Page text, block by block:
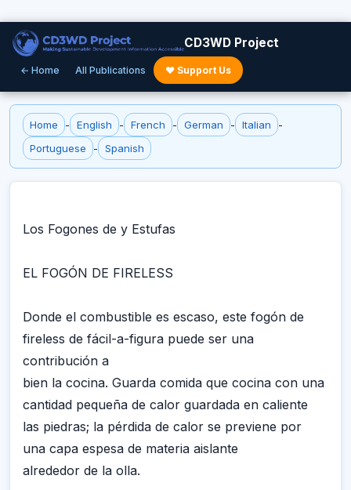
CD3WD Project
← Home All Publications ♥ Support Us
Home - English - French - German - Italian
-
Portuguese
- Spanish
Los Fogones de y Estufas
EL FOGÓN DE FIRELESS
Donde el combustible es escaso, este fogón de
fireless de fácil-a-figura puede ser una
contribución a
bien la cocina. Guarda comida que cocina con una
cantidad pequeña de calor guardada en caliente
las piedras; la pérdida de calor se previene por
una capa espesa de materia aislante
alrededor de la olla.